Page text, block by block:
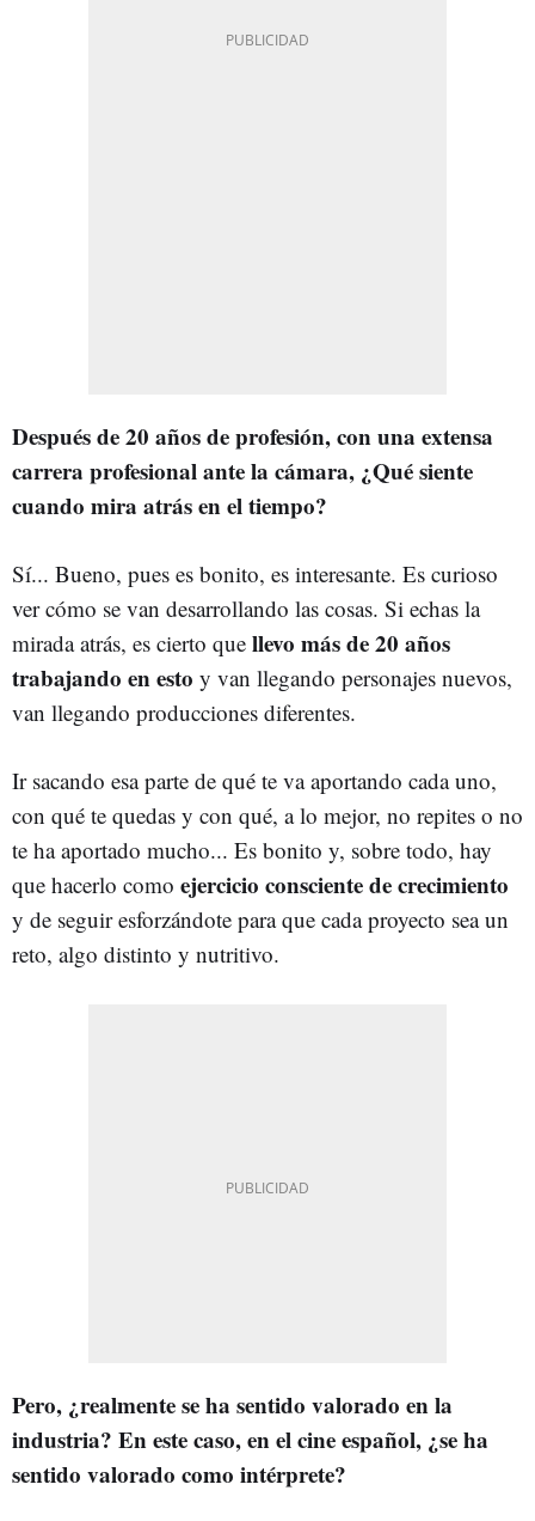
Después de 20 años de profesión, con una extensa
carrera profesional ante la cámara, ¿Qué siente
cuando mira atrás en el tiempo?
Sí... Bueno, pues es bonito, es interesante. Es curioso
ver cómo se van desarrollando las cosas. Si echas la
mirada atrás, es cierto que llevo más de 20 años
trabajando en esto y van llegando personajes nuevos,
van llegando producciones diferentes.
Ir sacando esa parte de qué te va aportando cada uno,
con qué te quedas y con qué, a lo mejor, no repites o no
te ha aportado mucho... Es bonito y, sobre todo, hay
que hacerlo como ejercicio consciente de crecimiento
y de seguir esforzándote para que cada proyecto sea un
reto, algo distinto y nutritivo.
Pero, ¿realmente se ha sentido valorado en la
industria? En este caso, en el cine español, ¿se ha
sentido valorado como intérprete?